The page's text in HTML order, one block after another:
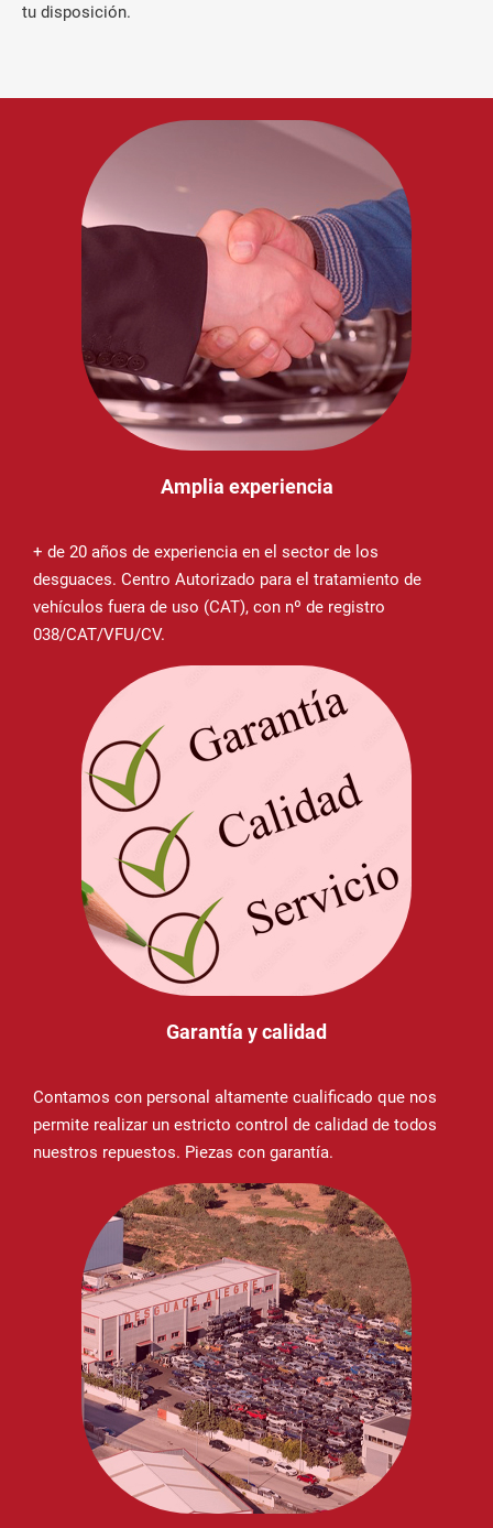
tu disposición.
Amplia experiencia
+ de 20 años de experiencia en el sector de los
desguaces. Centro Autorizado para el tratamiento de
vehículos fuera de uso (CAT), con nº de registro
038/CAT/VFU/CV.
Garantía y calidad
Contamos con personal altamente cualificado que nos
permite realizar un estricto control de calidad de todos
nuestros repuestos. Piezas con garantía.